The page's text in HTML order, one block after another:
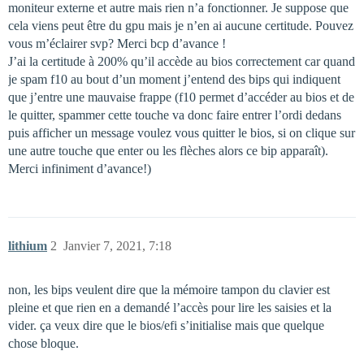
moniteur externe et autre mais rien n’a fonctionner. Je suppose que
cela viens peut être du gpu mais je n’en ai aucune certitude. Pouvez
vous m’éclairer svp? Merci bcp d’avance !
J’ai la certitude à 200% qu’il accède au bios correctement car quand
je spam f10 au bout d’un moment j’entend des bips qui indiquent
que j’entre une mauvaise frappe (f10 permet d’accéder au bios et de
le quitter, spammer cette touche va donc faire entrer l’ordi dedans
puis afficher un message voulez vous quitter le bios, si on clique sur
une autre touche que enter ou les flèches alors ce bip apparaît).
Merci infiniment d’avance!)
lithium Janvier 7, 2021, 7:18
2
non, les bips veulent dire que la mémoire tampon du clavier est
pleine et que rien en a demandé l’accès pour lire les saisies et la
vider. ça veux dire que le bios/efi s’initialise mais que quelque
chose bloque.